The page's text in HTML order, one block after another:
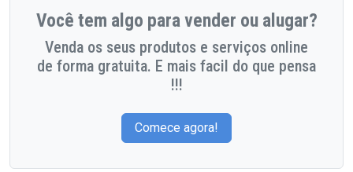
Você tem algo para vender ou alugar?
Venda os seus produtos e serviços online
de forma gratuita. E mais facil do que pensa
!!!
Comece agora!